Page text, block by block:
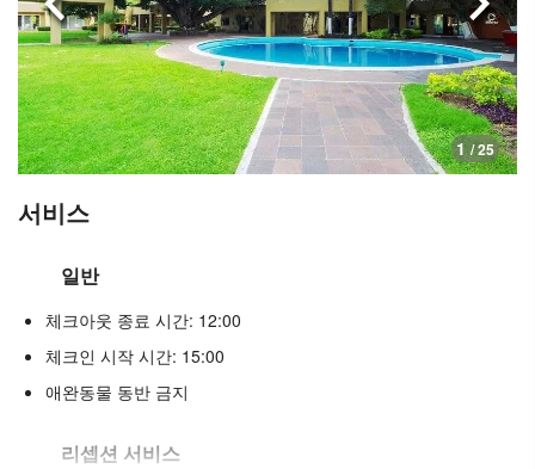
1 / 25
이전으로 다음
서비스
일반
체크아웃 종료 시간: 12:00
체크인 시작 시간: 15:00
애완동물 동반 금지
리셉션 서비스